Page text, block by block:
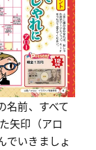
名前、すべて
矢印（アロ
でいきましょ